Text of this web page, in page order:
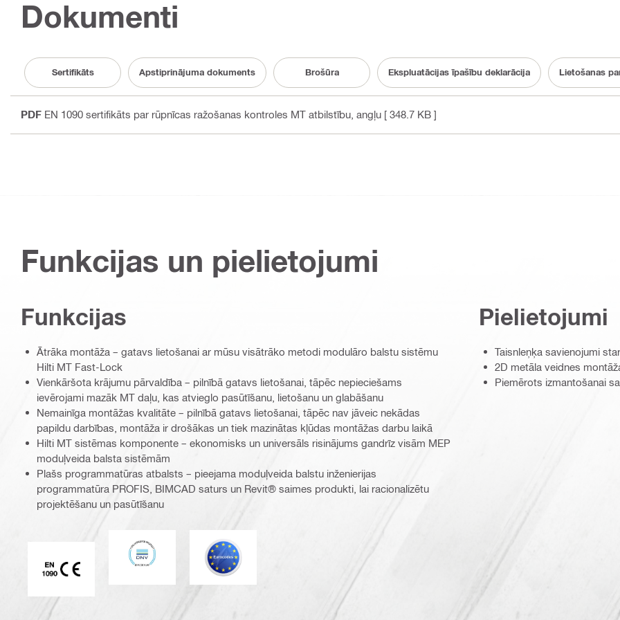
Dokumenti
Sertifikāts Apstiprinājuma dokuments Brošūra Ekspluatācijas īpašību deklarācija Lietošanas
PDF EN 1090 sertifikāts par rūpnīcas ražošanas kontroles MT atbilstību , angļu [ 348.7 KB ]
Funkcijas un pielietojumi
Funkcijas
Ātrāka montāža – gatavs lietošanai ar mūsu visātrāko metodi modulāro balstu sistēmu
Hilti MT Fast-Lock
Vienkāršota krājumu pārvaldība – pilnībā gatavs lietošanai, tāpēc nepieciešams
ievērojami mazāk MT daļu, kas atvieglo pasūtīšanu, lietošanu un glabāšanu
Nemainīga montāžas kvalitāte – pilnībā gatavs lietošanai, tāpēc nav jāveic nekādas
papildu darbības, montāža ir drošākas un tiek mazinātas kļūdas montāžas darbu laikā
Hilti MT sistēmas komponente – ekonomisks un universāls risinājums gandrīz visām MEP
moduļveida balsta sistēmām
Plašs programmatūras atbalsts – pieejama moduļveida balstu inženierijas
programmatūra PROFIS, BIMCAD saturs un Revit® saimes produkti, lai racionalizētu
projektēšanu un pasūtīšanu
CE EN 1090 marķējums
DNV Eurocode
Pielietojumi
Taisnleņķa savienojumi
2D metāla veidnes
Piemērots izmantošanai